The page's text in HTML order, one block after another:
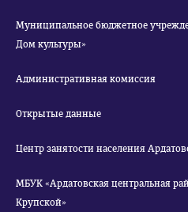
Муниципальное бюджетное учреждение «Ардатовский
Дом культуры»
Административная комиссия
Открытые данные
Центр занятости населения
МБУК «Ардатовская центральная
Крупской»